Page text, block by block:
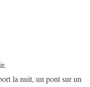
la nuit, un pont sur un